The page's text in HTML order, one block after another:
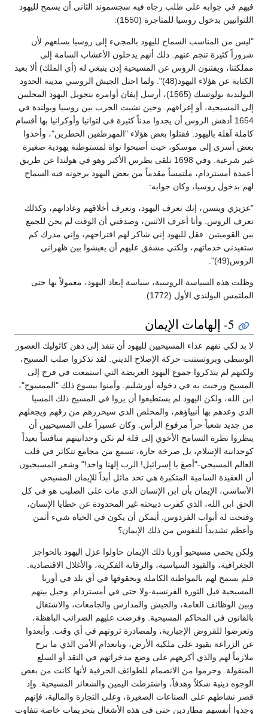
فيهم في جوابه على طلب رجاه فيه سجسموند الثاني أن يسمح لليهود
اللتوانيين بدخول روسيا للمتاجرة (1550):
"ليس من المناسب السماح لليهود بالمجيء إلى روسيا بسلعهم لأن
شروراً كثيرة تنجم عنهم. ذلك أنهم يدخلون الأعشاب السامة إلى
مملكتنا، ويفتنون الروس عن المسيحية إذن ينبغي له (أي الملك) ألا بعيد
الكتابة عن هؤلاء اليهود(48)". ولما احتل الجيش الروسي مدينة الحدود
البولندية بولوتسك (1565)، أرسل إيفان أوامره بتحويل اليهود المحليين
إلى المسيحية، أو إغراقهم. وحين نشبت الحرب بين روسيا وبولندة في
1654 أدهش الروس أن يجدوا مدناً كثيرة في لتوانيا وأوكرانيا بها أقسام
كاملة آهلة باليهود. فقتلوا بعض هؤلاء "المهرطقين الخطرين"، وأخذوا
بعض أسرى إلى موسكو، حيث أصبحوا نواة لمستوطنة يهودية صغيرة
غير شرعية. وفي 1698 تلقى بطرس الأكبر وهو في هولندا عن طريق
أعمدة أمستردام، ملتمساً مقدماً من بعض اليهود يرجونه فيه السماح
لهم بدخول روسيا، وكان جوابه:
"عزيزي ويتسن، إنك تعرف اليهود، وتعرف أخلاقهم وعاداتهم، وكذلك
تعرف الروس. وأنا أعرف الاثنين، وصدقني أن الوقت لم يحن للجمع
بين القوميتين. فقل لليهود إني شاكر لهم اقتراحهم، وإني مدرك كم
ستفيدني خدماتهم، ولكني مشفق عليهم أن يعيشوا بين ظهراني
الروس(49)".
وظلت هذه السياسة الروسية، سياسة إبعاد اليهود، معمولاً بها حتى
الملتمس البولندي الأول (1772).
5- إلهامات الإيمان
لا بد لكي نفهم عداء المسيحيين لليهود أن ننفذ إلى ذهن كاثوليك العصور
الوسطى وبروتستنت حركة الإصلاح الديني. لقد تذكروا صلب المسيح،
ولكنهم لم يتذكروا جموع اليهود العريضة التي استمعت في فرح إلى
المسيح ورحبت به في دخوله أورشليم. وآمنوا بيسوع ذلك "الممسوح"،
ابن الله، ولكن اليهود لم يستطيعوا أن يروا في المسيح ذلك المسيا
الذي وعدهم بها أنبياؤهم، والمخلص الذي سيحررهم من رقهم ويجعلهم
من جديد شعباً حراً مرفوع الرأس. وكان عسيراً على المسيحيين أن
ينظروا نظرة التسامح الأخوي إلى قلة لم تكن وحدانيتهم منافساً بعيداً
كوحدانية الإسلام، بل صرخة حارة، تسمع من مجامع تتكاثر في قلب
العالم المسيحي-"أصغ يا إسرائيل! الرب إلهنا واحد!" وشعر المسيحيون
أن العقيدة السامية المتكبرة هي تحد ماثل أبداً للإيمان المسيحي
الأساسي، الإيمان بأن ابن الإنسان الذي مات على الصليب هو في كل
الحق ابن الله، الذي كفرت ذبيحته غير المحدودة عن خطايا الإنسان،
وفتحت له أبواب الفردوس. أيمكن أن يكون في الحياة شيء أثمن
وأعظم تشديداً للنفوس من ذلك الإيمان؟
ولكن يحمي مسيحيو أوربا ذلك الإيمان حاولوا عزل اليهود بالحواجز
الجغرافية، والقيود السياسية، والرقابة الفكرية، والأغلال الاقتصادية.
فلم يسمح لهم بالمواطنة الكاملة وبحقوقها في أي بلد في أوربا
المسيحية قبل الثورة الفرنسية-ولا حتى في أمستردام. وحيل بينهم
وبين الوظائف العامة، والجيش والمدارس والجامعات، والاشتغال
بالقانون في المحاكم المسيحية. وفرضت عليهم الضرائب الباهظة،
وتعرضوا للقروض الإجبارية، ولمصادرة ثروتهم في أي وقت. وأبعدوا
عن الزراعة بقيود على ملكية الأرض، وبانعدام الأمن الذي ما برح
ملازماً لهم والذي أكرههم على وضع مدخراتهم في النقد أو السلع
المنقولة. وحرموا من الانضمام للطوائف الحرفية لأنها كانت من بعض
الوجوه دينية شكلاً وهدفاً، واشترطت اليمين والشعائر المسيحية. وإذ
قصر نشاطهم على الصناعات الصغيرة، وعلى التجارة والمالية، فإنهم
وجدوا أنفسهم مطاردين حتى في هذه الأشغال بتحريمات خاصة تتفاوت